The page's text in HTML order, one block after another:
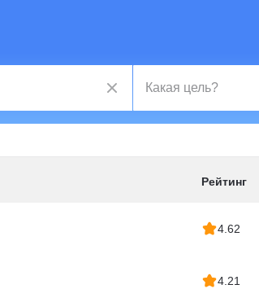
Рейтинг
4.62
4.21